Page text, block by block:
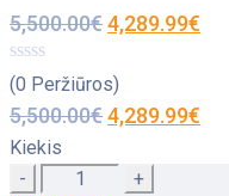
5,500.00€4,289.99€
(0 Peržiūros)
5,500.00€4,289.99€
Kiekis
Quantity